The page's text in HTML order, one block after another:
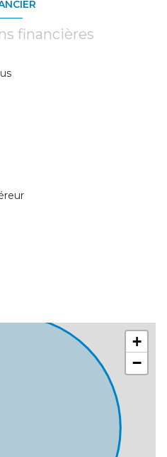
financières
+
−